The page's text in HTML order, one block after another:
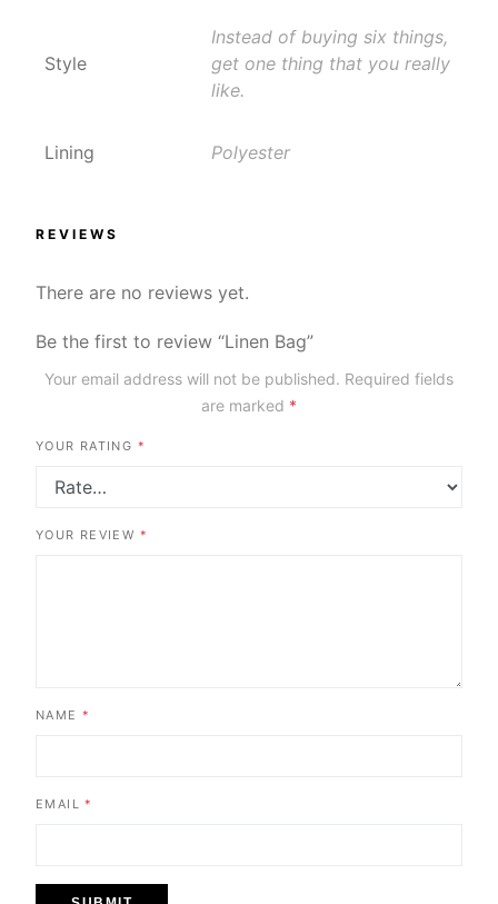
Style
Instead of buying six things,
get one thing that you really
like.
Lining Polyester
REVIEWS
There are no reviews yet.
Be the first to review “Linen Bag”
Your email address will not be published. Required fields
are marked *
YOUR RATING *
YOUR REVIEW *
NAME *
EMAIL*